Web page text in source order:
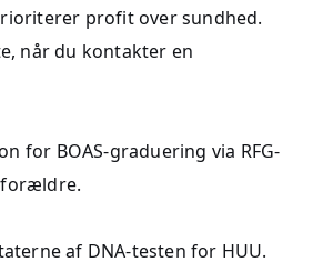
profit over sundhed.
når du kontakter en
for BOAS-graduering via RFG-
forældre.
af DNA-testen for HUU.